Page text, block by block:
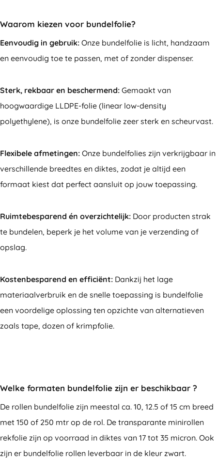
Waarom kiezen voor bundelfolie?
Eenvoudig in gebruik: Onze bundelfolie is licht, handzaam
en eenvoudig toe te passen, met of zonder dispenser.
Sterk, rekbaar en beschermend: Gemaakt van
hoogwaardige LLDPE-folie (linear low-density
polyethylene), is onze bundelfolie zeer sterk en scheurvast.
Flexibele afmetingen: Onze bundelfolies zijn verkrijgbaar in
verschillende breedtes en diktes, zodat je altijd een
formaat kiest dat perfect aansluit op jouw toepassing.
Ruimtebesparend én overzichtelijk: Door producten strak
te bundelen, beperk je het volume van je verzending of
opslag.
Kostenbesparend en efficiënt: Dankzij het lage
materiaalverbruik en de snelle toepassing is bundelfolie
een voordelige oplossing ten opzichte van alternatieven
zoals tape, dozen of krimpfolie.
Welke formaten bundelfolie zijn er beschikbaar ?
De rollen bundelfolie zijn meestal ca. 10, 12.5 of 15 cm breed
met 150 of 250 mtr op de rol. De transparante minirollen
rekfolie zijn op voorraad in diktes van 17 tot 35 micron. Ook
zijn er bundelfolie rollen leverbaar in de kleur zwart.